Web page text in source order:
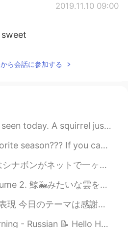
2019.11.10 09:00
ら会話に参加する
just chilling next to a tree with the most amazing colo...
tell from my photos, my favourite season is winter 😅...
り高かったけど、うまい。実はアメリカではあまり食べないけど、何かアメリカっぽいもの食べたくなってきた。だから食...
みたいとか そんなことを考えながら、鯨雲がゆっくり左へ動いていくのをぼーっと見つめていた。 本当は後...
。 •丁寧 Thank you Thank you (so/very) much Thanks a lot I appreciate it...
😄, Welcome to my weekly learning of 🇰🇷🇯🇵🇷🇺 ❓Qu...